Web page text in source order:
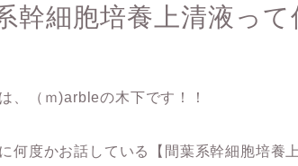
幹細胞培養上清液っ
、（ｍ)arbleの木下です！！
何度かお話している【間葉系幹細胞培養上